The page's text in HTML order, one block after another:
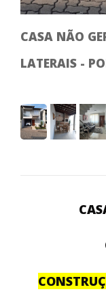
CASA NÃO
LATERAIS -